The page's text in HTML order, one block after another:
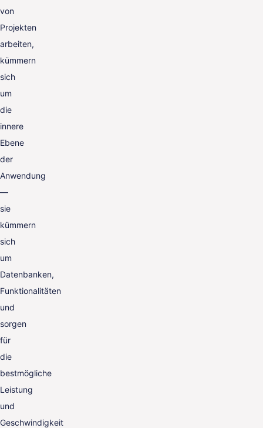
von
Projekten
arbeiten,
kümmern
sich
um
die
innere
Ebene
der
Anwendung
—
sie
kümmern
sich
um
Datenbanken,
Funktionalitäten
und
sorgen
für
die
bestmögliche
Leistung
und
Geschwindigkeit